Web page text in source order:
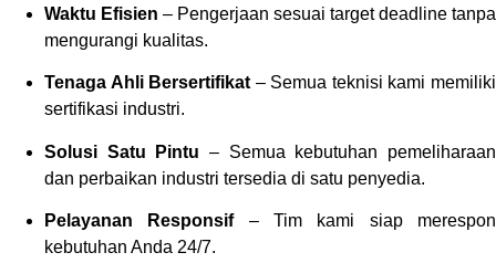
Waktu Efisien – Pengerjaan sesuai target deadline tanpa
mengurangi kualitas.
Tenaga Ahli Bersertifikat– Semua teknisi kami memiliki
sertifikasi industri.
Solusi Satu Pintu – Semua kebutuhan pemeliharaan
dan perbaikan industri tersedia di satu penyedia.
Pelayanan Responsif– Tim kami siap merespon
kebutuhan Anda 24/7.